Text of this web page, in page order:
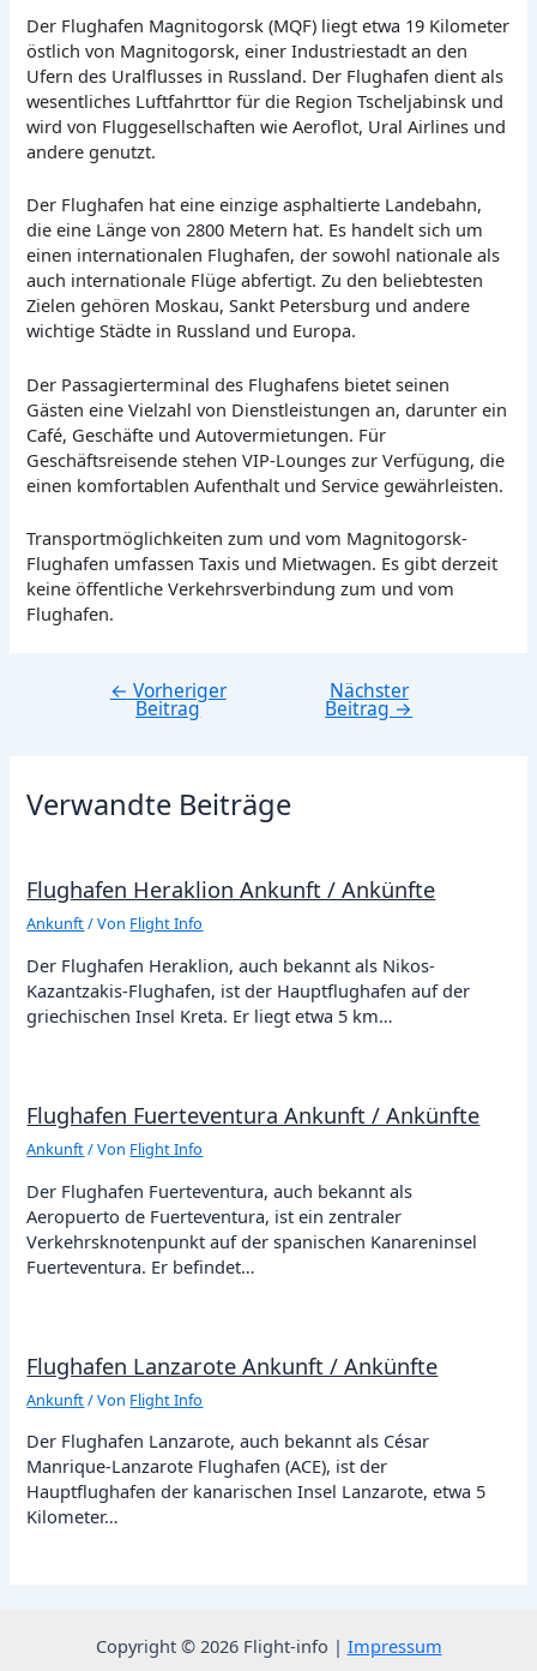
Der Flughafen Magnitogorsk (MQF) liegt etwa 19 Kilometer
östlich von Magnitogorsk, einer Industriestadt an den
Ufern des Uralflusses in Russland. Der Flughafen dient als
wesentliches Luftfahrttor für die Region Tscheljabinsk und
wird von Fluggesellschaften wie Aeroflot, Ural Airlines und
andere genutzt.
Der Flughafen hat eine einzige asphaltierte Landebahn,
die eine Länge von 2800 Metern hat. Es handelt sich um
einen internationalen Flughafen, der sowohl nationale als
auch internationale Flüge abfertigt. Zu den beliebtesten
Zielen gehören Moskau, Sankt Petersburg und andere
wichtige Städte in Russland und Europa.
Der Passagierterminal des Flughafens bietet seinen
Gästen eine Vielzahl von Dienstleistungen an, darunter ein
Café, Geschäfte und Autovermietungen. Für
Geschäftsreisende stehen VIP-Lounges zur Verfügung, die
einen komfortablen Aufenthalt und Service gewährleisten.
Transportmöglichkeiten zum und vom Magnitogorsk-
Flughafen umfassen Taxis und Mietwagen. Es gibt derzeit
keine öffentliche Verkehrsverbindung zum und vom
Flughafen.
Beitragsnavigation
← Vorheriger
Beitrag
Nächster
Beitrag→
Verwandte Beiträge
Flughafen Heraklion Ankunft / Ankünfte
Ankunft/ Von Flight Info
Der Flughafen Heraklion, auch bekannt als Nikos-
Kazantzakis-Flughafen, ist der Hauptflughafen auf der
griechischen Insel Kreta. Er liegt etwa 5 km…
Flughafen Fuerteventura Ankunft / Ankünfte
Ankunft/ Von Flight Info
Der Flughafen Fuerteventura, auch bekannt als
Aeropuerto de Fuerteventura, ist ein zentraler
Verkehrsknotenpunkt auf der spanischen Kanareninsel
Fuerteventura. Er befindet…
Flughafen Lanzarote Ankunft / Ankünfte
Ankunft/ Von Flight Info
Der Flughafen Lanzarote, auch bekannt als César
Manrique-Lanzarote Flughafen (ACE), ist der
Hauptflughafen der kanarischen Insel Lanzarote, etwa 5
Kilometer…
Copyright © 2026 Flight-info | Impressum